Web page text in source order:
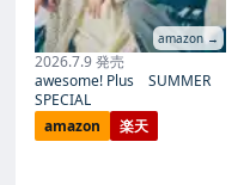
amazon →
2026.7.9 発売
awesome! Plus SUMMER
SPECIAL
amazon
楽天